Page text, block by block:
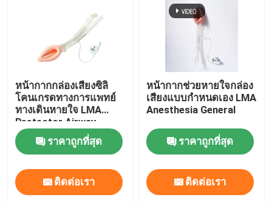
เครื่องวัดความดันข้อมือ
สายสวนดูด
อุปกรณ์ช่วยหายใจวิดีโอ
ท่อช่วยหายใจ Oropharyngeal
หน้ากากกล่องเสียงซิลิ
โคนเกรดทางการแพทย์
ทางเดินหายใจ LMA
Protector Airway
ราคาถูกที่สุด
ติดต่อเรา
หน้ากากช่วยหายใจกล่อง
เสียงแบบกำหนดเอง LMA
Anesthesia General
ราคาถูกที่สุด
ติดต่อเรา